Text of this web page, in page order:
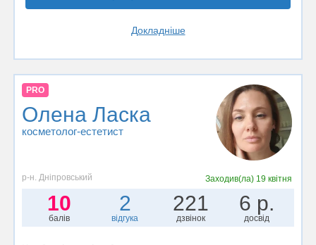
Докладніше
PRO
Олена Ласка
косметолог-естетист
р-н. Дніпровський Заходив(ла) 19 квітня
10
балів
2
відгука
221
дзвінок
6 р.
досвід